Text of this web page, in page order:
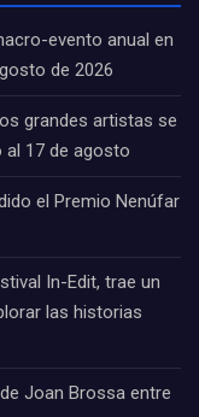
evento anual en
de 2026
grandes artistas se
al 17 de agosto
el Premio Nenúfar
In-Edit, trae un
las historias
Joan Brossa entre